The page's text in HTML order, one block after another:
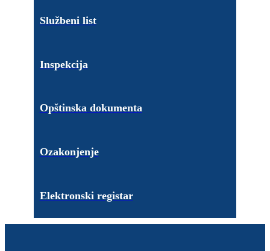
Službeni list
Inspekcija
Opštinska dokumenta
Ozakonjenje
Elektronski registar